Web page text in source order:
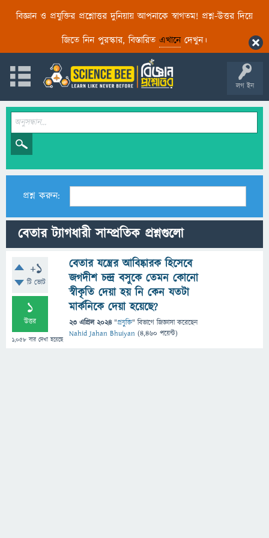
বিজ্ঞান ও প্রযুক্তির প্রশ্নোত্তর দুনিয়ায় আপনাকে স্বাগতম! প্রশ্ন-উত্তর দিয়ে
জিতে নিন পুরস্কার, বিস্তারিত এখানেদেখুন।
লগ ইন
প্রশ্ন করুন:
বেতার ট্যাগধারী সাম্প্রতিক প্রশ্নগুলো
+1
টি ভোট
1
উত্তর
1,058 বার দেখা হয়েছে
বেতার যন্ত্রের আবিষ্কারক হিসেবে
জগদীশ চন্দ্র বসুকে তেমন কোনো
স্বীকৃতি দেয়া হয় নি কেন যতটা
মার্কনিকে দেয়া হয়েছে?
23 এপ্রিল 2024 "প্রযুক্তি" বিভাগে জিজ্ঞাসাকরেছেন
Nahid Jahan Bhuiyan (4,460 পয়েন্ট)